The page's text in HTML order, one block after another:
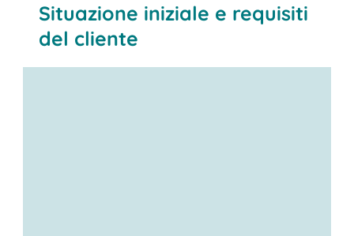
Situazione iniziale e requisiti
del cliente